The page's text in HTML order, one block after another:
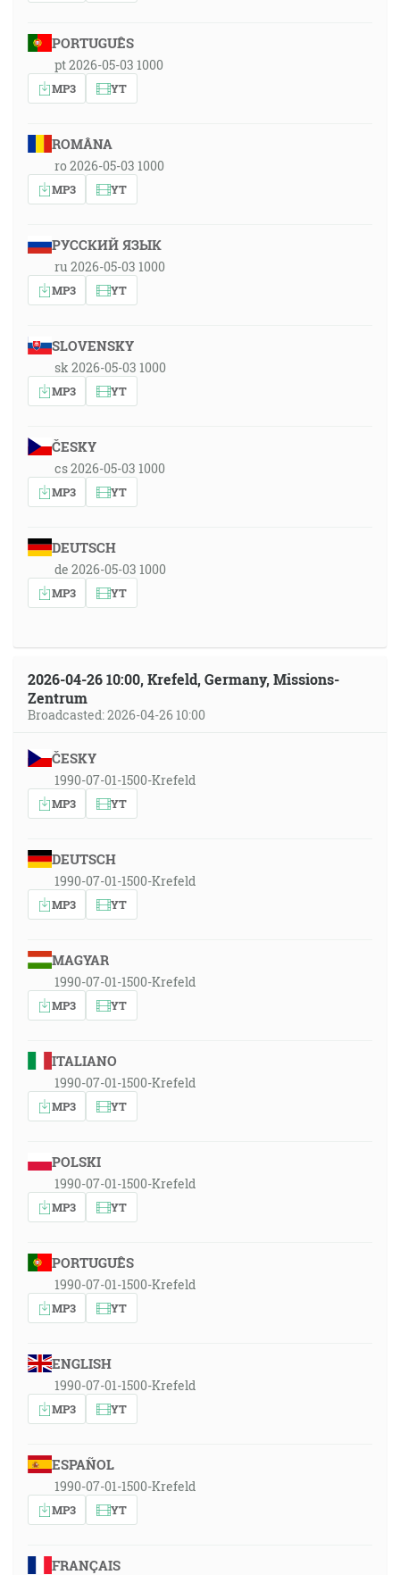
PORTUGUÊS
pt 2026-05-03 1000
MP3 YT
ROMÂNA
ro 2026-05-03 1000
MP3 YT
РУССКИЙ ЯЗЫК
ru 2026-05-03 1000
MP3 YT
SLOVENSKY
sk 2026-05-03 1000
MP3 YT
ČESKY
cs 2026-05-03 1000
MP3 YT
DEUTSCH
de 2026-05-03 1000
MP3 YT
2026-04-26 10:00, Krefeld, Germany, Missions-
Zentrum
Broadcasted: 2026-04-26 10:00
ČESKY
1990-07-01-1500-Krefeld
MP3 YT
DEUTSCH
1990-07-01-1500-Krefeld
MP3 YT
MAGYAR
1990-07-01-1500-Krefeld
MP3 YT
ITALIANO
1990-07-01-1500-Krefeld
MP3 YT
POLSKI
1990-07-01-1500-Krefeld
MP3 YT
PORTUGUÊS
1990-07-01-1500-Krefeld
MP3 YT
ENGLISH
1990-07-01-1500-Krefeld
MP3 YT
ESPAÑOL
1990-07-01-1500-Krefeld
MP3 YT
FRANÇAIS